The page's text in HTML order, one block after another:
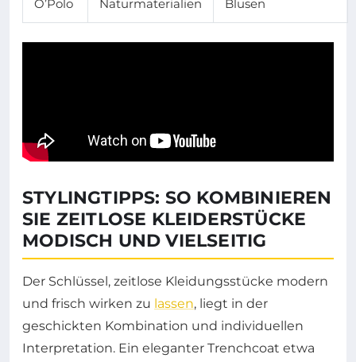
O’Polo
Naturmaterialien
Blusen
STYLINGTIPPS: SO KOMBINIEREN
SIE ZEITLOSE KLEIDERSTÜCKE
MODISCH UND VIELSEITIG
Der Schlüssel, zeitlose Kleidungsstücke modern
und frisch wirken zu lassen, liegt in der
geschickten Kombination und individuellen
Interpretation. Ein eleganter Trenchcoat etwa